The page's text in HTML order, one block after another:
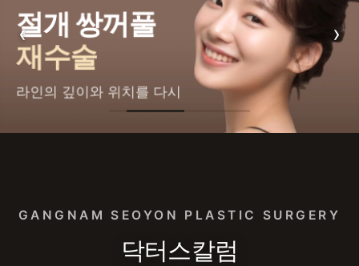
절개 쌍꺼풀
재수술
라인의 깊이와 위치를 다시
‹ ›
GANGNAM SEOYON PLASTIC SURGERY
닥터스칼럼